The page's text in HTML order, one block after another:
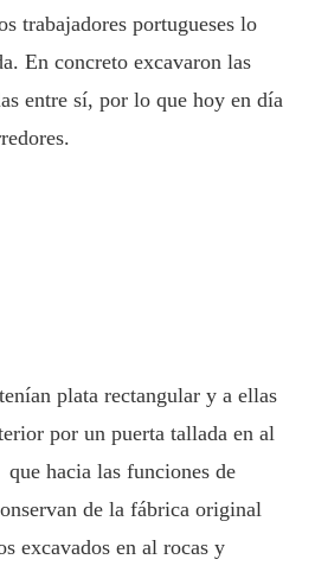
trabajadores portugueses lo
En concreto excavaron las
entre sí, por lo que hoy en día
plata rectangular y a ellas
por un puerta tallada en al
hacia las funciones de
de la fábrica original
excavados en al rocas y